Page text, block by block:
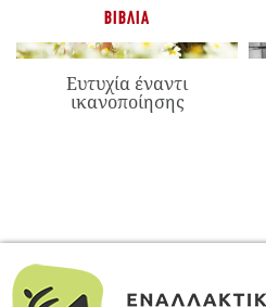
ΒΙΒΛΊΑ
Ευτυχία έναντι
ικανοποίησης